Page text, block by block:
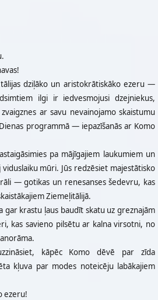
dziļāko un aristokrātiskāko ezeru —
ilgi ir iedvesmojusi dzejniekus,
ar savu nevainojamo skaistumu
programmā — iepazīšanās ar Komo
pa mājīgajiem laukumiem un
mūri. Jūs redzēsiet majestātisko
— gotikas un renesanses šedevru, kas
Ziemeļitālijā.
gar krastu ļaus baudīt skatu uz greznajām
kas savieno pilsētu ar kalna virsotni, no
kāpēc Komo dēvē par zīda
kļuva par modes noteicēju labākajiem
ezeru!